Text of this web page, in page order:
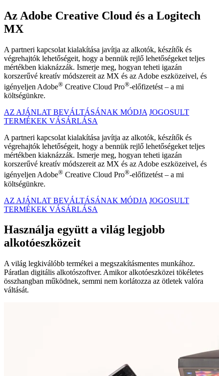
Az Adobe Creative Cloud és a Logitech
MX
A partneri kapcsolat kialakítása javítja az alkotók, készítők és
végrehajtók lehetőségeit, hogy a bennük rejlő lehetőségeket teljes
mértékben kiaknázzák. Ismerje meg, hogyan teheti igazán
korszerűvé kreatív módszereit az MX és az Adobe eszközeivel, és
igényeljen Adobe® Creative Cloud Pro®-előfizetést – a mi
költségünkre.
AZ AJÁNLAT BEVÁLTÁSÁNAK MÓDJA JOGOSULT
TERMÉKEK VÁSÁRLÁSA
A partneri kapcsolat kialakítása javítja az alkotók, készítők és
végrehajtók lehetőségeit, hogy a bennük rejlő lehetőségeket teljes
mértékben kiaknázzák. Ismerje meg, hogyan teheti igazán
korszerűvé kreatív módszereit az MX és az Adobe eszközeivel, és
igényeljen Adobe® Creative Cloud Pro®-előfizetést – a mi
költségünkre.
AZ AJÁNLAT BEVÁLTÁSÁNAK MÓDJA JOGOSULT
TERMÉKEK VÁSÁRLÁSA
Használja együtt a világ legjobb
alkotóeszközeit
A világ legkiválóbb termékei a megszakításmentes munkához.
Páratlan digitális alkotószoftver. Amikor alkotóeszközei tökéletes
összhangban működnek, semmi nem korlátozza az ötletek valóra
váltását.